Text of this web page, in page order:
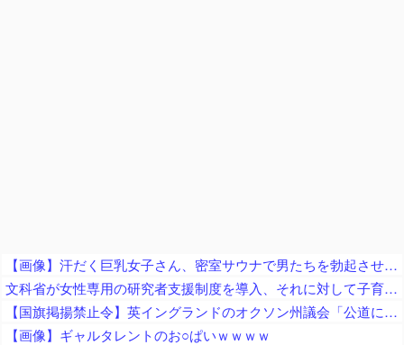
【画像】汗だく巨乳女子さん、密室サウナで男たちを勃起させてしまうｗｗｗｗｗｗ
文科省が女性専用の研究者支援制度を導入、それに対して子育て負担に苦しむ若手男性研究者は……
【国旗掲揚禁止令】英イングランドのオクソン州議会「公道にイングランド旗・英国旗の掲揚を禁止」の方針、英高等裁判所も支持
【画像】ギャルタレントのお○ぱいｗｗｗｗ